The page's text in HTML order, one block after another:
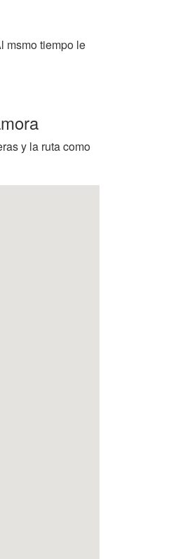
msmo tiempo le
y la ruta como